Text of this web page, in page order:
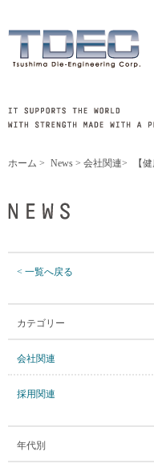
ホーム > News > 会社関連> 【
< 一覧へ戻る
カテゴリー
会社関連
採用関連
年代別